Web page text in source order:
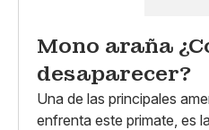
Mono araña
desaparecer?
Una de las principales
enfrenta este primate, es la